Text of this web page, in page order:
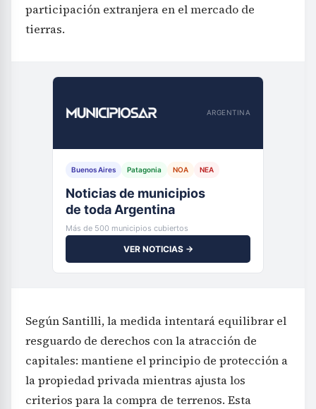
participación extranjera en el mercado de
tierras.
ARGENTINA
Buenos Aires Patagonia NOA NEA
Noticias de municipios
de toda Argentina
Más de 500 municipios cubiertos
VER NOTICIAS →
Según Santilli, la medida intentará equilibrar el
resguardo de derechos con la atracción de
capitales: mantiene el principio de protección a
la propiedad privada mientras ajusta los
criterios para la compra de terrenos. Esta